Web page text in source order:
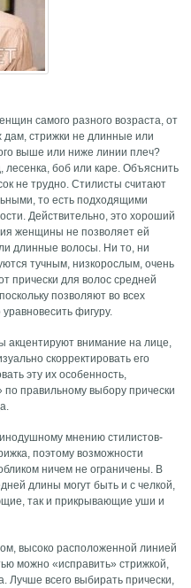
самого разного возраста, от
стрижки не длинные или
выше или ниже линии плеч?
лесенка, боб или каре. Объяснить
не трудно. Стилисты считают
то есть подходящими
Действительно, это хороший
женщины не позволяет ей
длинные волосы. Ни то, ни
тучным, низкорослым, очень
прически для волос средней
позволяют во всех
фигуру.
акцентируют внимание на лице,
скорректировать его
эту их особенность,
правильному выбору прически
мнению стилистов-
поэтому возможности
ничем не ограничены. В
длины могут быть и с челкой,
так и прикрывающие уши и
высоко расположенной линией
можно «исправить» стрижкой,
Лучше всего выбирать прически,